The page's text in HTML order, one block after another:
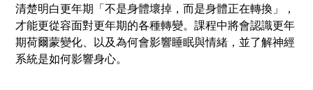
清楚明白更年期「不是身體壞掉，而是身體正在轉換」，
才能更從容面對更年期的各種轉變。課程中將會認識更年
期荷爾蒙變化、以及為何會影響睡眠與情緒，並了解神經
系統是如何影響身心。